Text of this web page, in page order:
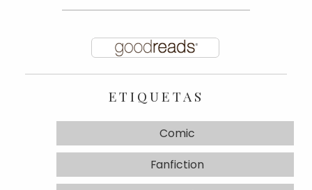
ETIQUETAS
Comic
Fanfiction